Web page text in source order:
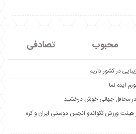
محبوب تصادفی
در کشور داریم
ایده نما
در محافل جهانی خوش درخشید
هیئت ورزش تکواندو انجمن دوستی ایران و کره